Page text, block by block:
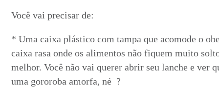
Você vai precisar de:
* Uma caixa plástico com tampa que acomode o
caixa rasa onde os alimentos não fiquem muito
melhor. Você não vai querer abrir seu lanche e ver
uma gororoba amorfa, né ?